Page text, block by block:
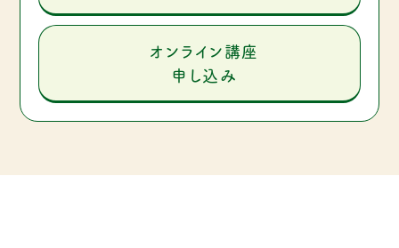
オンライン講座
申し込み